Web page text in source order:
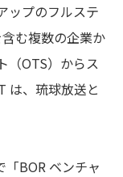
ップのフルステ
む複数の企業か
（OTS）からス
は、琉球放送と
BOR ベンチャ